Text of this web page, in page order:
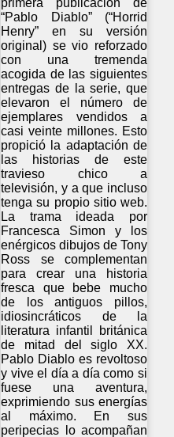
“Pablo Diablo” (“Horrid
Henry” en su versión
original) se vio reforzado
con una tremenda
acogida de las siguientes
entregas de la serie, que
elevaron el número de
ejemplares vendidos a
casi veinte millones. Esto
propició la adaptación de
las historias de este
travieso chico a
televisión, y a que incluso
tenga su propio sitio web.
La trama ideada por
Francesca Simon y los
enérgicos dibujos de Tony
Ross se complementan
para crear una historia
fresca que bebe mucho
de los antiguos pillos,
idiosincráticos de la
literatura infantil británica
de mitad del siglo XX.
Pablo Diablo es revoltoso
y vive el día a día como si
fuese una aventura,
exprimiendo sus energías
al máximo. En sus
peripecias lo acompañan